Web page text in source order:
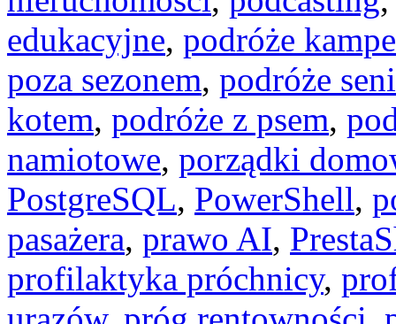
edukacyjne, podróże
poza sezonem, podróże
kotem, podróże z psem,
namiotowe, porządki
PostgreSQL, PowerShell,
pasażera, prawo AI,
profilaktyka próchnicy,